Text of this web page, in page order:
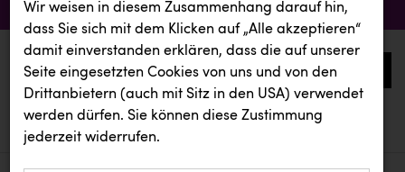
0
aktuelle aussendungen
aktuelle aussendungen
Wir weisen in diesem Zusammenhang darauf hin,
dass Sie sich mit dem Klicken auf „Alle akzeptieren“
damit ein­ver­standen erklären, dass die auf unserer
Seite eingesetzten Cookies von uns und von den
Drittanbietern (auch mit Sitz in den USA) verwendet
werden dürfen. Sie können diese Zustimmung
jederzeit widerrufen.